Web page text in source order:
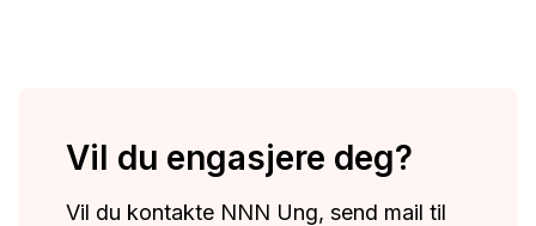
Vil du engasjere deg?
Vil du kontakte NNN Ung, send mail til